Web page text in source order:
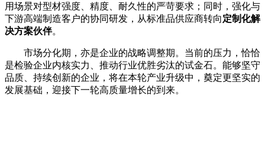
用场景对型材强度、精度、耐久性的严苛要求；同时，强化与
下游高端制造客户的协同研发，从标准品供应商转向定制化解
决方案伙伴。
市场分化期，亦是企业的战略调整期。当前的压力，恰恰
是检验企业内核实力、推动行业优胜劣汰的试金石。能够坚守
品质、持续创新的企业，将在本轮产业升级中，奠定更坚实的
发展基础，迎接下一轮高质量增长的到来。